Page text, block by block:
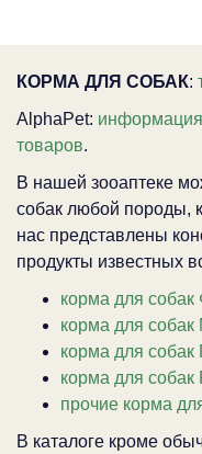
КОРМА ДЛЯ СОБАК:
AlphaPet:
товаров.
В нашей зооаптеке
собак любой породы,
нас представлены
продукты известных
корма для
корма для
корма для
корма для
прочие корма
В каталоге кроме